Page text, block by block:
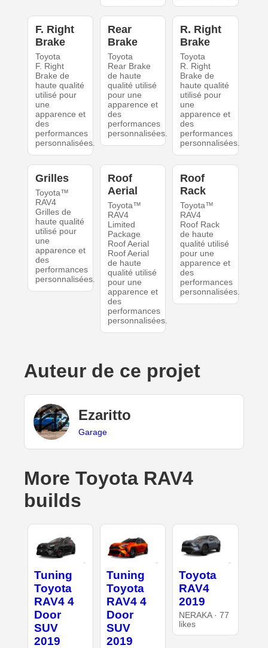
F. Right
Brake
Toyota
F. Right
Brake de
haute qualité
utilisé pour
une
apparence et
des
performances
personnalisées.
Rear
Brake
Toyota
Rear Brake
de haute
qualité utilisé
pour une
apparence et
des
performances
personnalisées.
R. Right
Brake
Toyota
R. Right
Brake de
haute qualité
utilisé pour
une
apparence et
des
performances
personnalisées.
Grilles
Toyota™
RAV4
Grilles de
haute qualité
utilisé pour
une
apparence et
des
performances
personnalisées.
Roof
Aerial
Toyota™
RAV4
Limited
Package
Roof Aerial
Roof Aerial
de haute
qualité utilisé
pour une
apparence et
des
performances
personnalisées.
Roof
Rack
Toyota™
RAV4
Roof Rack
de haute
qualité utilisé
pour une
apparence et
des
performances
personnalisées.
Auteur de ce projet
Ezaritto
Garage
More Toyota RAV4
builds
Tuning
Toyota
RAV4 4
Door
SUV
2019
Tuning
Toyota
RAV4 4
Door
SUV
2019
Toyota
RAV4
2019
NERAKA · 77
likes